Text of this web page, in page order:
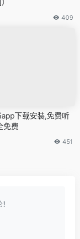
409
下载安装,免费听
免费
451